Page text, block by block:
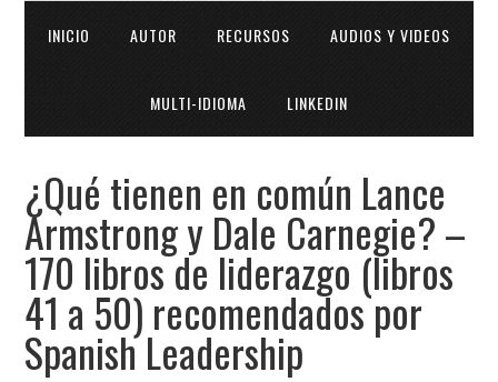
INICIO AUTOR RECURSOS AUDIOS Y VIDEOS
MULTI-IDIOMA LINKEDIN
¿Qué tienen en común Lance
Armstrong y Dale Carnegie? –
170 libros de liderazgo (libros
41 a 50) recomendados por
Spanish Leadership